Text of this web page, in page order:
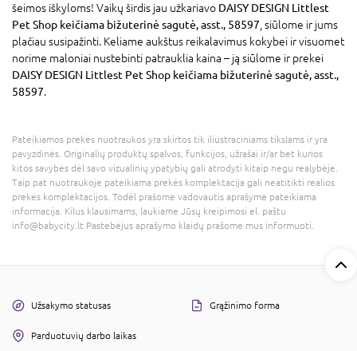
šeimos iškyloms! Vaikų širdis jau užkariavo DAISY DESIGN Littlest
Pet Shop keičiama bižuterinė sagutė, asst., 58597 , siūlome ir jums
plačiau susipažinti. Keliame aukštus reikalavimus kokybei ir visuomet
norime maloniai nustebinti patrauklia kaina – ją siūlome ir prekei
DAISY DESIGN Littlest Pet Shop keičiama bižuterinė sagutė, asst.,
58597.
Pateikiamos prekės nuotraukos yra skirtos tik iliustraciniams tikslams ir yra
pavyzdinės. Originalių produktų spalvos, funkcijos, užrašai ir/ar bet kurios
kitos savybės dėl savo vizualinių ypatybių gali atrodyti kitaip negu realybėje.
Taip pat nuotraukoje pateikiama prekės komplektacija gali neatitikti realios
prekės komplektacijos. Todėl prašome vadovautis aprašyme pateikiama
informacija. Kilus klausimams, laukiame Jūsų kreipimosi el. paštu
info@babycity.lt Pastebėjus aprašymo klaidų prašome mus informuoti.
Užsakymo statusas Grąžinimo forma
Parduotuvių darbo laikas